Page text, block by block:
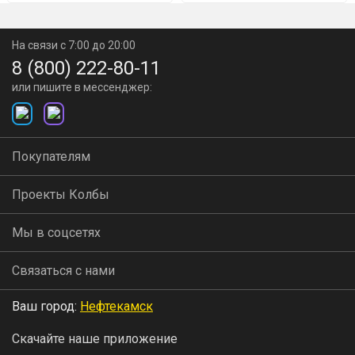
4-6 дней.
На связи с 7:00 до 20:00
8 (800) 222-80-11
или пишите в мессенджер:
Покупателям
Проекты Колбы
Мы в соцсетях
Связаться с нами
Ваш город: Нефтекамск
Скачайте наше приложение